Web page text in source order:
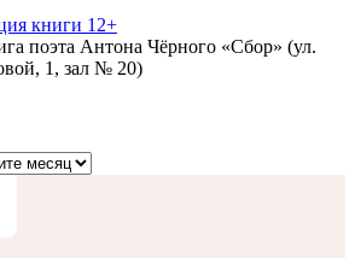
книги 12+
поэта Антона Чёрного «Сбор» (ул.
1, зал № 20)